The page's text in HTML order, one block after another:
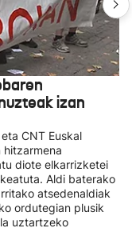
izan
CNT Euskal
hitzarmena
diote elkarrizketei
Aldi baterako
atsedenaldiak
ordutegian plusik
uztartzeko